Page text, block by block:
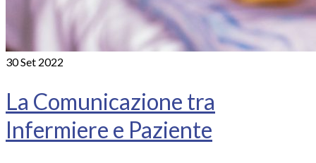
30Set 2022
La Comunicazione tra
Infermiere e Paziente